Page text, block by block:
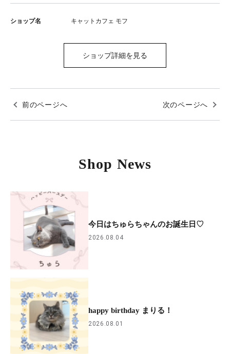
ショップ名 キャットカフェ モフ
ショップ詳細を見る
前のページへ 次のページへ
Shop News
今日はちゅらちゃんのお誕生日♡
2026.08.04
happy birthday まりる！
2026.08.01